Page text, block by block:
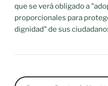
que se verá obligado a
proporcionales para
dignidad" de sus